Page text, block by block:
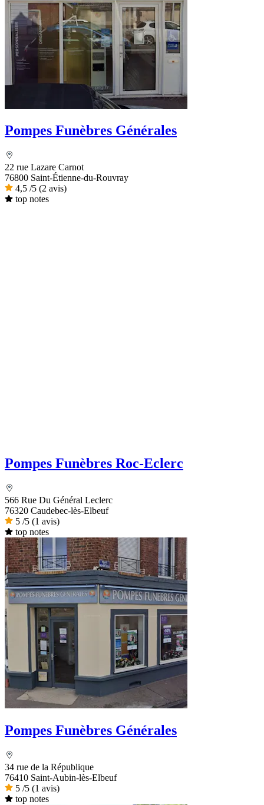
Pompes Funèbres Générales
22 rue Lazare Carnot
76800 Saint-Étienne-du-Rouvray
4,5 /5 (2 avis)
top notes
Pompes Funèbres Roc-Eclerc
566 Rue Du Général Leclerc
76320 Caudebec-lès-Elbeuf
5 /5 (1 avis)
top notes
Pompes Funèbres Générales
34 rue de la République
76410 Saint-Aubin-lès-Elbeuf
5 /5 (1 avis)
top notes